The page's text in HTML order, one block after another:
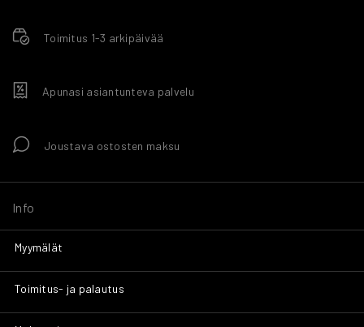
Toimitus 1-3 arkipäivää
Apunasi asiantunteva palvelu
Joustava ostosten maksu
Info
Myymälät
Toimitus- ja palautus